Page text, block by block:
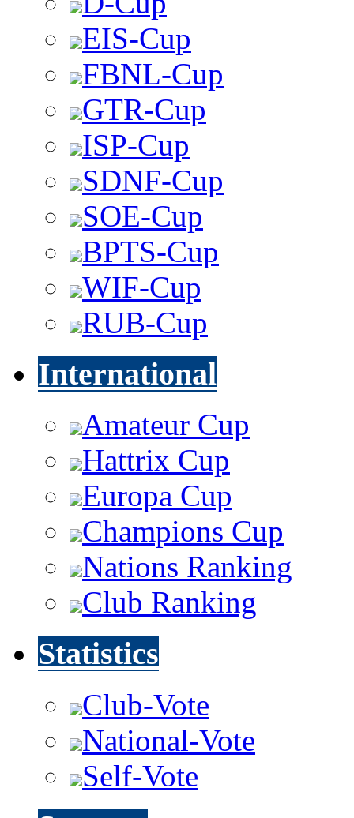
EIS-Cup
FBNL-Cup
GTR-Cup
ISP-Cup
SDNF-Cup
SOE-Cup
BPTS-Cup
WIF-Cup
RUB-Cup
International
Amateur Cup
Hattrix Cup
Europa Cup
Champions Cup
Nations Ranking
Club Ranking
Statistics
Club-Vote
National-Vote
Self-Vote